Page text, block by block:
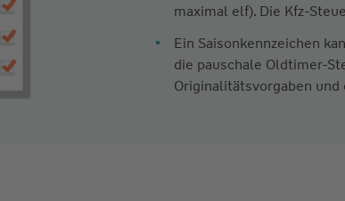
maximal elf). Die Kfz-
Ein Saisonkennzeichen
die pauschale Oldtimer-
Originalitätsvorgaben